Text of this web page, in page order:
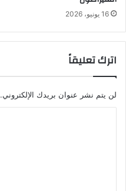
16 يونيو، 2026
اترك تعليقاً
لن يتم نشر عنوان بريدك الإلكتروني.